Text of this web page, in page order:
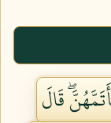
قَالَ